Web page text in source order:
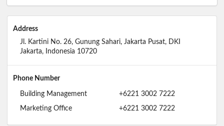
Address
Jl. Kartini No. 26, Gunung Sahari, Jakarta Pusat, DKI
Jakarta, Indonesia 10720
Phone Number
Building Management +6221 3002 7222
Marketing Office +6221 3002 7222